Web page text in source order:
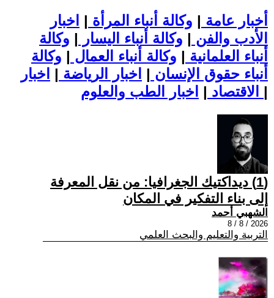
أخبار عامة | وكالة أنباء المرأة | اخبار
الأدب والفن | وكالة أنباء اليسار | وكالة
أنباء العلمانية | وكالة أنباء العمال | وكالة
أنباء حقوق الإنسان | اخبار الرياضة | اخبار
الاقتصاد | |
(1) ديداكتيك الجغرافيا: من نقل المعرفة
إلى بناء التفكير في المكان
الشهبي أحمد
2026 / 8 / 8
التربية والتعليم والبحث العلمي